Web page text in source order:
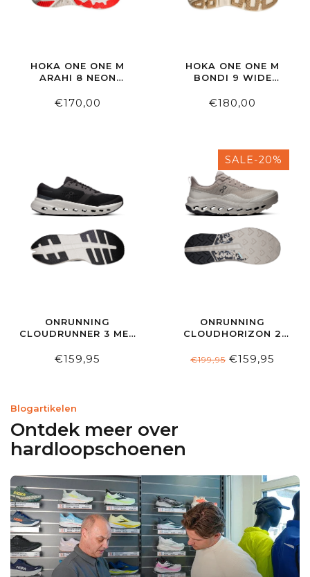
HOKA ONE ONE M
ARAHI 8 NEON
€170,00
HOKA ONE ONE M
BONDI 9 WIDE
BLUE/VARSITY NAVY
€180,00
ONRUNNING
CLOUDRUNNER 3 MEN
€159,95
SALE-20%
ONRUNNING
CLOUDHORIZON 2
CINDER/TRUFFLE
€199,95 €159,95
Blogartikelen
Ontdek meer over
hardloopschoenen